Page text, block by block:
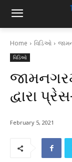
Home વિડિઓ
વિડિઓ
દ્વારા
February 5, 2021